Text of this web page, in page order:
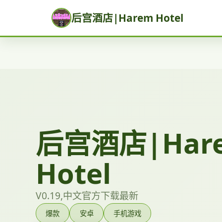
后宫酒店|Harem Hotel
后宫酒店
Hotel
V0.19,中文官方下载最新
爆款 安卓 手机游戏